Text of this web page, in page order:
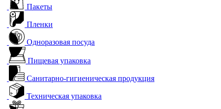
Пакеты
Пленки
Одноразовая посуда
Пищевая упаковка
Санитарно-гигиеническая продукция
Техническая упаковка